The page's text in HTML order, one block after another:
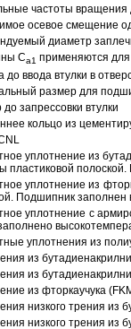
частоты вращения
осевое смещение
диаметр
Ca1 применяются для
до ввода втулки в
размер для
до запрессовки втулки
кольцо из
уплотнение из
пластиковой
уплотнение из
Подшипник заполнен
уплотнение с
уплотнения из
из
из
из фторкаучука
низкого трения из
низкого трения из